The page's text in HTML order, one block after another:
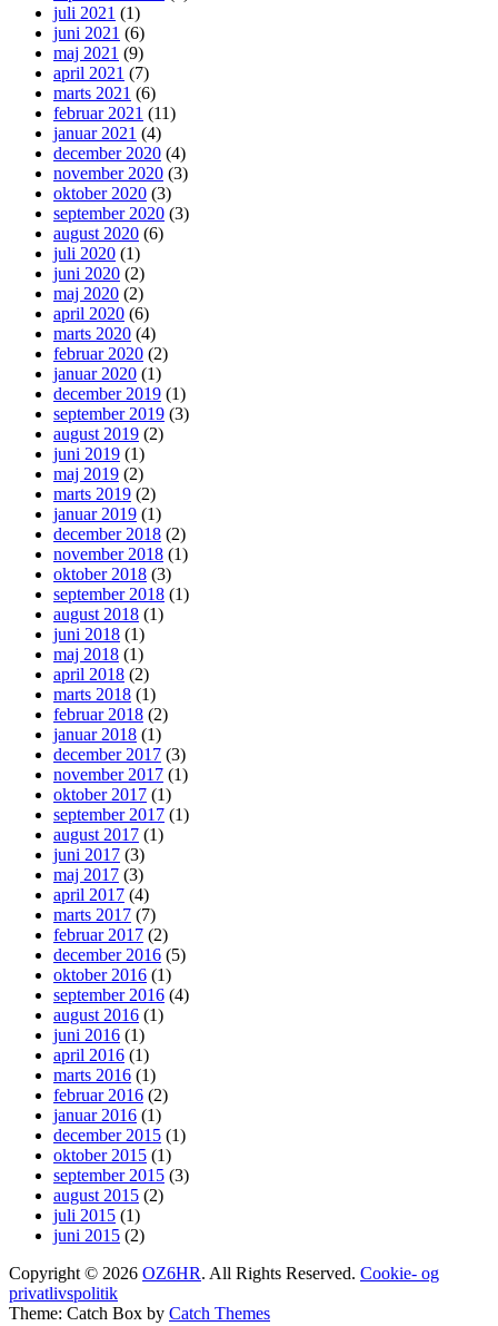
juli 2021 (1)
juni 2021 (6)
maj 2021 (9)
april 2021 (7)
marts 2021 (6)
februar 2021 (11)
januar 2021 (4)
december 2020 (4)
november 2020 (3)
oktober 2020 (3)
september 2020 (3)
august 2020 (6)
juli 2020 (1)
juni 2020 (2)
maj 2020 (2)
april 2020 (6)
marts 2020 (4)
februar 2020 (2)
januar 2020 (1)
december 2019 (1)
september 2019 (3)
august 2019 (2)
juni 2019 (1)
maj 2019 (2)
marts 2019 (2)
januar 2019 (1)
december 2018 (2)
november 2018 (1)
oktober 2018 (3)
september 2018 (1)
august 2018 (1)
juni 2018 (1)
maj 2018 (1)
april 2018 (2)
marts 2018 (1)
februar 2018 (2)
januar 2018 (1)
december 2017 (3)
november 2017 (1)
oktober 2017 (1)
september 2017 (1)
august 2017 (1)
juni 2017 (3)
maj 2017 (3)
april 2017 (4)
marts 2017 (7)
februar 2017 (2)
december 2016 (5)
oktober 2016 (1)
september 2016 (4)
august 2016 (1)
juni 2016 (1)
april 2016 (1)
marts 2016 (1)
februar 2016 (2)
januar 2016 (1)
december 2015 (1)
oktober 2015 (1)
september 2015 (3)
august 2015 (2)
juli 2015 (1)
juni 2015 (2)
Copyright © 2026 OZ6HR. All Rights Reserved. Cookie- og
privatlivspolitik
Theme: Catch Box by Catch Themes